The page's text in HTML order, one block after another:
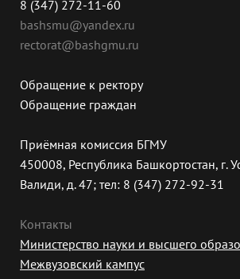
8 (347) 272-11-60
bashsmu@yandex.ru
rectorat@bashgmu.ru
Обращение к ректору
Обращение граждан
Приёмная комиссия БГМУ
450008, Республика Башкортостан, г.
Валиди, д. 47; тел: 8 (347) 272-92-31
Контакты
Министерство науки и высшего
Межвузовский кампус